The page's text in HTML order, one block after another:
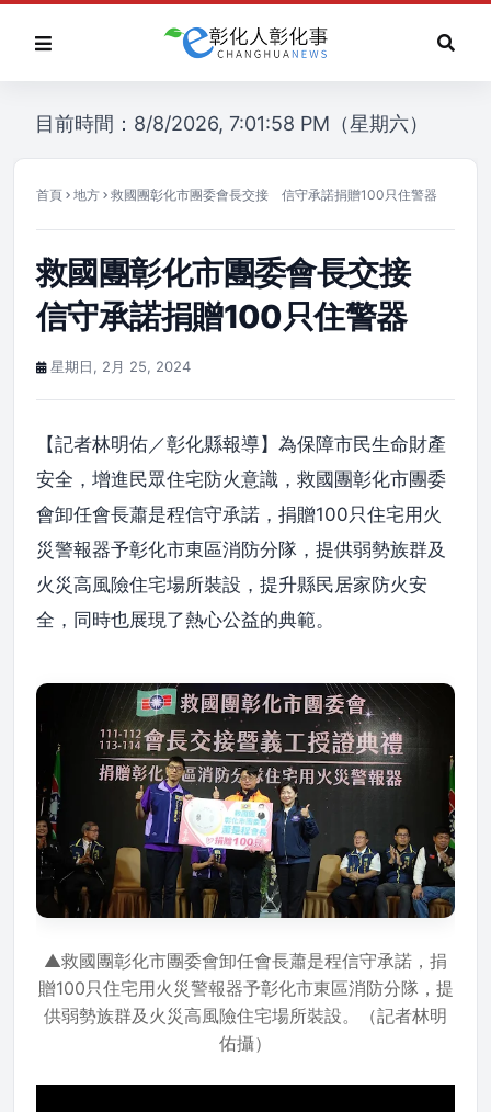
目前時間：8/8/2026, 7:01:58 PM（星期六）
首頁 地方 救國團彰化市團委會長交接 信守承諾捐贈100只住警器
救國團彰化市團委會長交接
信守承諾捐贈100只住警器
星期日, 2月 25, 2024
【記者林明佑／彰化縣報導】為保障市民生命財產
安全，增進民眾住宅防火意識，救國團彰化市團委
會卸任會長蕭是程信守承諾，捐贈100只住宅用火
災警報器予彰化市東區消防分隊，提供弱勢族群及
火災高風險住宅場所裝設，提升縣民居家防火安
全，同時也展現了熱心公益的典範。
▲救國團彰化市團委會卸任會長蕭是程信守承諾，捐
贈100只住宅用火災警報器予彰化市東區消防分隊，提
供弱勢族群及火災高風險住宅場所裝設。（記者林明
佑攝）